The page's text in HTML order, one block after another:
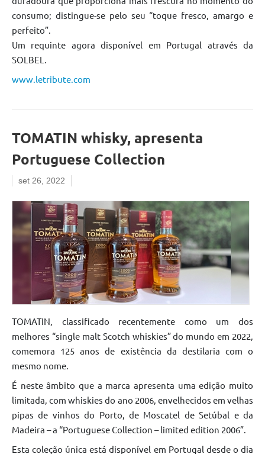
consumo; distingue-se pelo seu “toque fresco, amargo e
perfeito”.
Um requinte agora disponível em Portugal através da
SOLBEL.
www.letribute.com
TOMATIN whisky, apresenta
Portuguese Collection
set 26, 2022
TOMATIN, classificado recentemente como um dos
melhores “single malt Scotch whiskies” do mundo em 2022,
comemora 125 anos de existência da destilaria com o
mesmo nome.
É neste âmbito que a marca apresenta uma edição muito
limitada, com whiskies do ano 2006, envelhecidos em velhas
pipas de vinhos do Porto, de Moscatel de Setúbal e da
Madeira – a “Portuguese Collection – limited edition 2006”.
Esta coleção única está disponível em Portugal desde o dia